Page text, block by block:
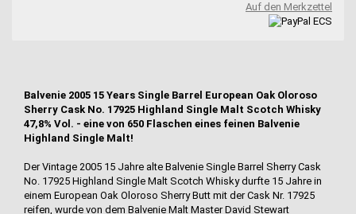
Auf den Merkzettel
Balvenie 2005 15 Years Single Barrel European Oak Oloroso
Sherry Cask No. 17925 Highland Single Malt Scotch Whisky
47,8% Vol. - eine von 650 Flaschen eines feinen Balvenie
Highland Single Malt!
Der Vintage 2005 15 Jahre alte Balvenie Single Barrel Sherry Cask
No. 17925 Highland Single Malt Scotch Whisky durfte 15 Jahre in
einem European Oak Oloroso Sherry Butt mit der Cask Nr. 17925
reifen, wurde von dem Balvenie Malt Master David Stewart